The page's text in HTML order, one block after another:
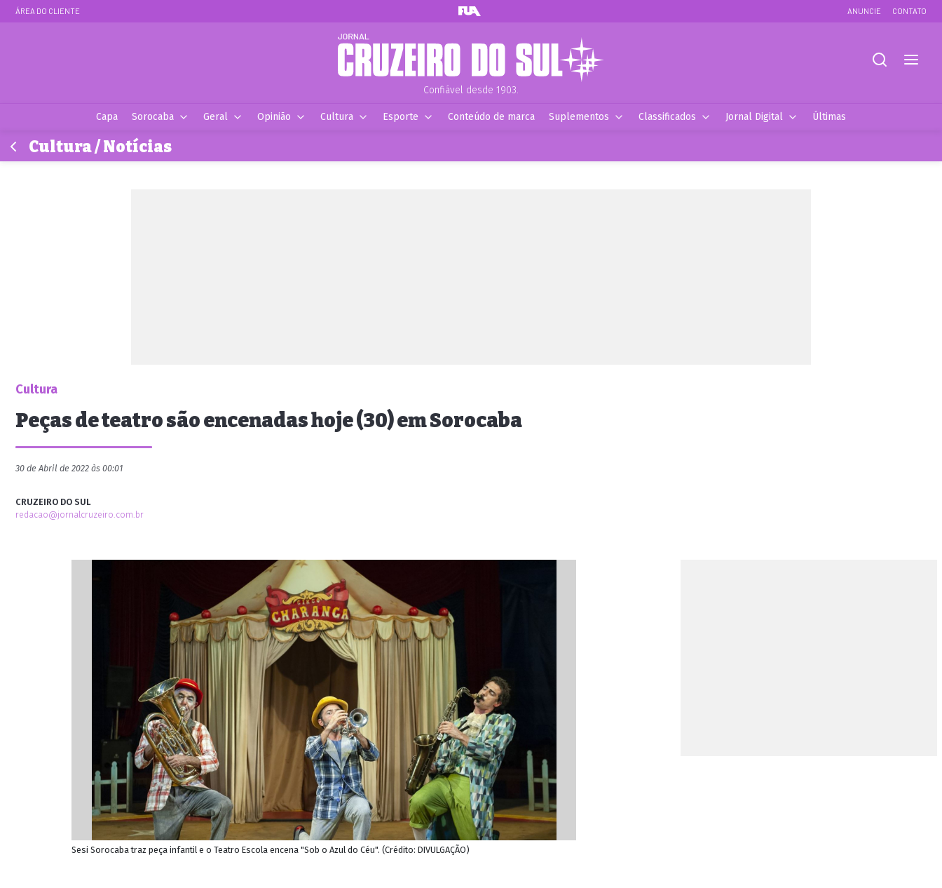
ÁREA DO CLIENTE ANUNCIE CONTATO
Confiável desde 1903.
Capa Sorocaba Geral Opinião Cultura Esporte Conteúdo de marca Suplementos Classificados Jornal Digital Últimas
Cultura / Notícias
Cultura
Peças de teatro são encenadas hoje (30) em Sorocaba
30 de Abril de 2022 às 00:01
CRUZEIRO DO SUL
redacao@jornalcruzeiro.com.br
Sesi Sorocaba traz peça infantil e o Teatro Escola encena "Sob o Azul do Céu". (Crédito: DIVULGAÇÃO)